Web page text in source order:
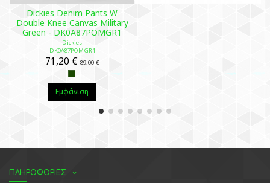
Dickies Denim Pants W
Double Knee Canvas Military
Green - DK0A87POMGR1
Dickies
DK0A87POMGR1
71,20 € 89,00 €
Εμφάνιση
ΠΛΗΡΟΦΟΡΙΕΣ